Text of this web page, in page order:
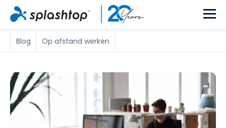
Blog Op afstand werken